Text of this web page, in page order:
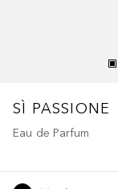
SÌ PASSIONE
Eau de Parfum